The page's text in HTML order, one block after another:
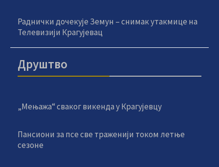
Раднички дочекује Земун – снимак утакмице на
Телевизији Крагујевац
Друштво
„Мењажа“ сваког викенда у Крагујевцу
Пансиони за псе све траженији током летње
сезоне